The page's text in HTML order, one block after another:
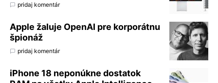
pridaj komentár
Apple žaluje OpenAI pre korporátnu
špionáž
pridaj komentár
iPhone 18 neponúkne dostatok